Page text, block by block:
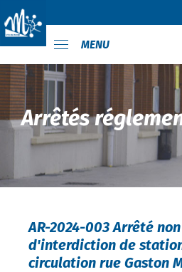
MENU
Arrêtés
AR-2024-003 Arrêté
d'interdiction de
circulation rue Gaston